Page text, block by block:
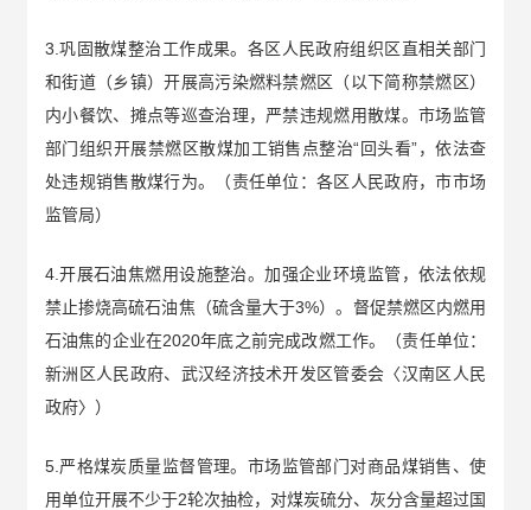
3.巩固散煤整治工作成果。各区人民政府组织区直相关部门
和街道（乡镇）开展高污染燃料禁燃区（以下简称禁燃区）
内小餐饮、摊点等巡查治理，严禁违规燃用散煤。市场监管
部门组织开展禁燃区散煤加工销售点整治“回头看”，依法查
处违规销售散煤行为。（责任单位：各区人民政府，市市场
监管局）
4.开展石油焦燃用设施整治。加强企业环境监管，依法依规
禁止掺烧高硫石油焦（硫含量大于3%）。督促禁燃区内燃用
石油焦的企业在2020年底之前完成改燃工作。（责任单位：
新洲区人民政府、武汉经济技术开发区管委会〈汉南区人民
政府〉）
5.严格煤炭质量监督管理。市场监管部门对商品煤销售、使
用单位开展不少于2轮次抽检，对煤炭硫分、灰分含量超过国